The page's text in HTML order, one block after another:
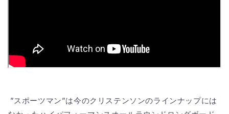
”スポーツマン”は今のクリステンソンのラインナップには